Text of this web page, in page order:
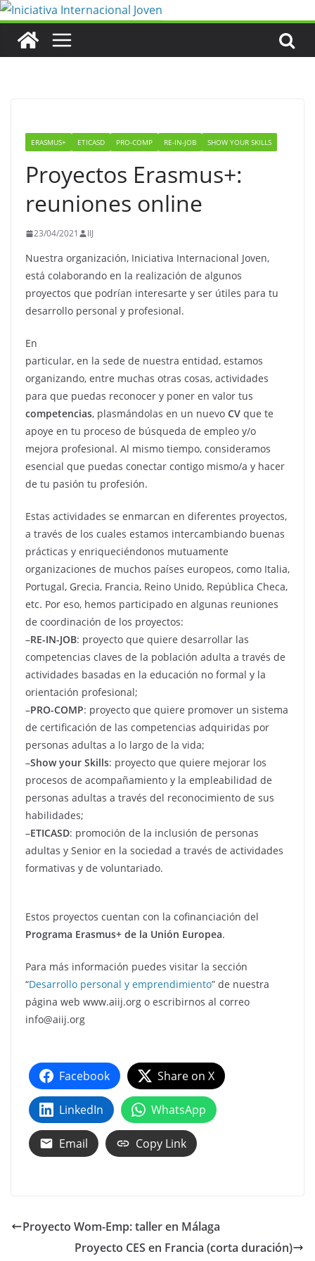
Saltar
contenido
ERASMUS+ ETICASD PRO-COMP RE-IN-JOB SHOW YOUR SKILLS
Proyectos Erasmus+:
reuniones online
23/04/2021 IIJ
Nuestra organización, Iniciativa Internacional Joven,
está colaborando en la realización de algunos
proyectos que podrían interesarte y ser útiles para tu
desarrollo personal y profesional.
En
particular, en la sede de nuestra entidad, estamos
organizando, entre muchas otras cosas, actividades
para que puedas reconocer y poner en valor tus
competencias, plasmándolas en un nuevo CV que te
apoye en tu proceso de búsqueda de empleo y/o
mejora profesional. Al mismo tiempo, consideramos
esencial que puedas conectar contigo mismo/a y hacer
de tu pasión tu profesión.
Estas actividades se enmarcan en diferentes proyectos,
a través de los cuales estamos intercambiando buenas
prácticas y enriqueciéndonos mutuamente
organizaciones de muchos países europeos, como Italia,
Portugal, Grecia, Francia, Reino Unido, República Checa,
etc. Por eso, hemos participado en algunas reuniones
de coordinación de los proyectos:
–RE-IN-JOB: proyecto que quiere desarrollar las
competencias claves de la población adulta a través de
actividades basadas en la educación no formal y la
orientación profesional;
–PRO-COMP: proyecto que quiere promover un sistema
de certificación de las competencias adquiridas por
personas adultas a lo largo de la vida;
–Show your Skills: proyecto que quiere mejorar los
procesos de acompañamiento y la empleabilidad de
personas adultas a través del reconocimiento de sus
habilidades;
–ETICASD: promoción de la inclusión de personas
adultas y Senior en la sociedad a través de actividades
formativas y de voluntariado.
Estos proyectos cuentan con la cofinanciación del
Programa Erasmus+ de la Unión Europea.
Para más información puedes visitar la sección
“Desarrollo personal y emprendimiento” de nuestra
página web www.aiij.org o escribirnos al correo
info@aiij.org
Facebook Share on X
LinkedIn WhatsApp
Email Copy Link
Proyecto Wom-Emp: taller en Málaga
Proyecto CES en Francia (corta duración)